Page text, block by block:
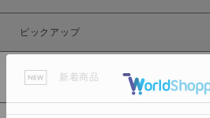
カラー
ピックアップ
新着商品